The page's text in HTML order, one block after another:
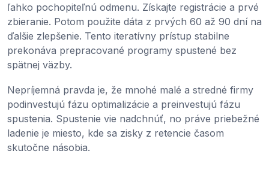
ľahko pochopiteľnú odmenu. Získajte registrácie a prvé
zbieranie. Potom použite dáta z prvých 60 až 90 dní na
ďalšie zlepšenie. Tento iteratívny prístup stabilne
prekonáva prepracované programy spustené bez
spätnej väzby.
Nepríjemná pravda je, že mnohé malé a stredné firmy
podinvestujú fázu optimalizácie a preinvestujú fázu
spustenia. Spustenie vie nadchnúť, no práve priebežné
ladenie je miesto, kde sa zisky z retencie časom
skutočne násobia.